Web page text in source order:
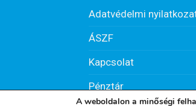
Adatvédelmi
ÁSZF
Kapcsolat
Pénztár
A weboldalon a minőségi